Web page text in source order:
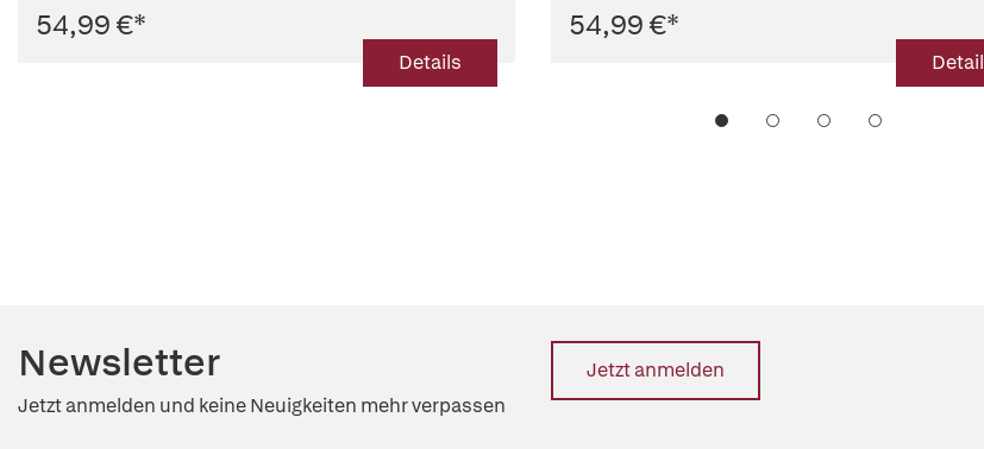
54,99 €*
Details
54,99 €*
Newsletter
Jetzt anmelden und keine Neuigkeiten mehr verpassen
Jetzt anmelden